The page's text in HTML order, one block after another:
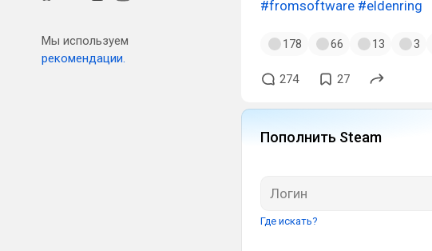
Мы используем
рекомендации.
#fromsoftware #eldenring
178 66 13 3
274 27
Пополнить Steam
Где искать?